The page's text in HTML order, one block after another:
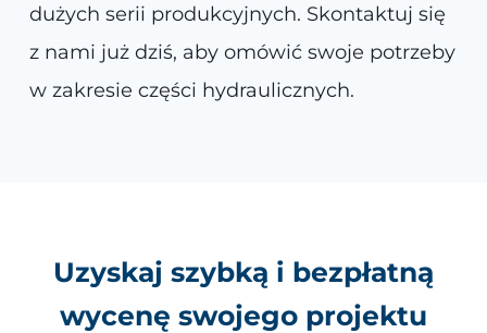
dużych serii produkcyjnych. Skontaktuj się
z nami już dziś, aby omówić swoje potrzeby
w zakresie części hydraulicznych.
Uzyskaj szybką i bezpłatną
wycenę swojego projektu